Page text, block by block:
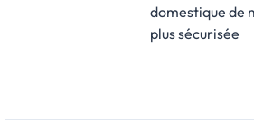
domestique de
plus sécurisée